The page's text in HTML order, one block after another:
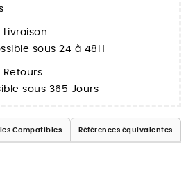
Livraison
sous 24 à 48H
Retours
sous 365 Jours
Compatibles Références équivalentes